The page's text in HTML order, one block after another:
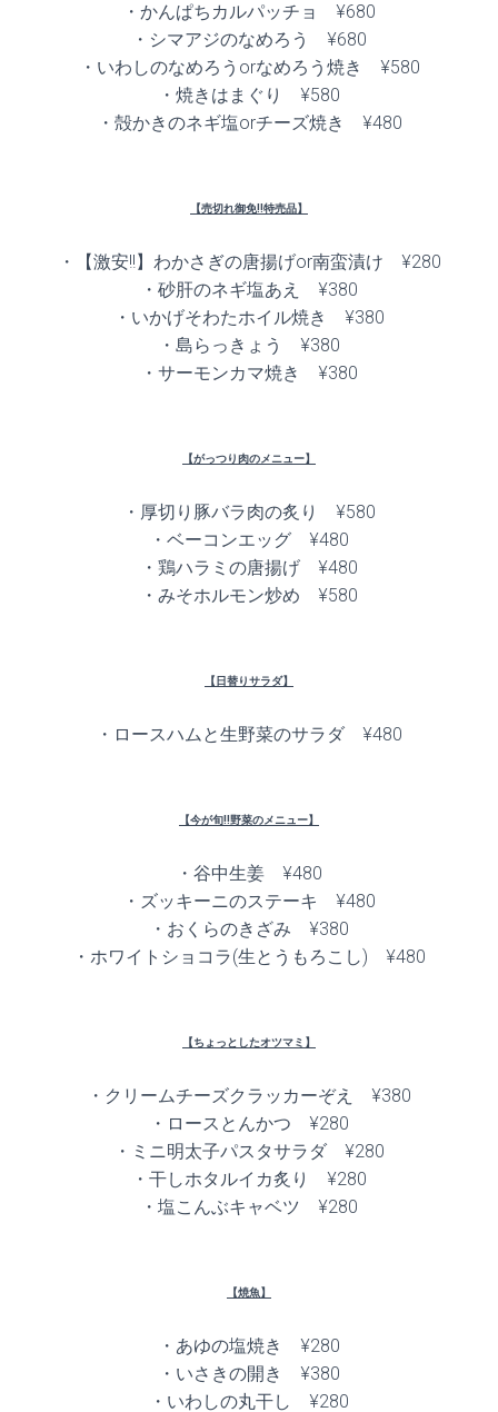
・かんぱちカルパッチョ ¥680
・シマアジのなめろう ¥680
・いわしのなめろうorなめろう焼き ¥580
・焼きはまぐり ¥580
・殻かきのネギ塩orチーズ焼き ¥480
【売切れ御免!!特売品】
・【激安!!】わかさぎの唐揚げor南蛮漬け ¥280
・砂肝のネギ塩あえ ¥380
・いかげそわたホイル焼き ¥380
・島らっきょう ¥380
・サーモンカマ焼き ¥380
【がっつり肉のメニュー】
・厚切り豚バラ肉の炙り ¥580
・ベーコンエッグ ¥480
・鶏ハラミの唐揚げ ¥480
・みそホルモン炒め ¥580
【日替りサラダ】
・ロースハムと生野菜のサラダ ¥480
【今が旬!!野菜のメニュー】
・谷中生姜 ¥480
・ズッキーニのステーキ ¥480
・おくらのきざみ ¥380
・ホワイトショコラ(生とうもろこし) ¥480
【ちょっとしたオツマミ】
・クリームチーズクラッカーぞえ ¥380
・ロースとんかつ ¥280
・ミニ明太子パスタサラダ ¥280
・干しホタルイカ炙り ¥280
・塩こんぶキャベツ ¥280
【焼魚】
・あゆの塩焼き ¥280
・いさきの開き ¥380
・いわしの丸干し ¥280